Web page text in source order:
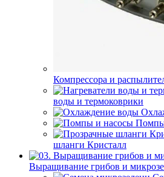
Компрессора и
воды и термоковрики
шланги Кристалл
Выращивание грибов и